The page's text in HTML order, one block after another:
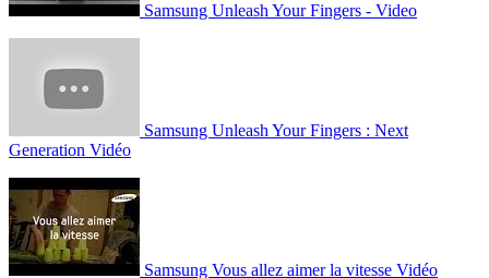
Samsung Unleash Your Fingers - Video
Samsung Unleash Your Fingers : Next
Generation Vidéo
Samsung Vous allez aimer la vitesse Vidéo